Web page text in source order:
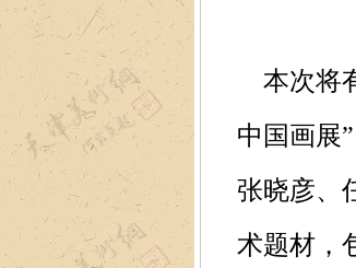
本次将
中国画展
张晓彦、
术题材，